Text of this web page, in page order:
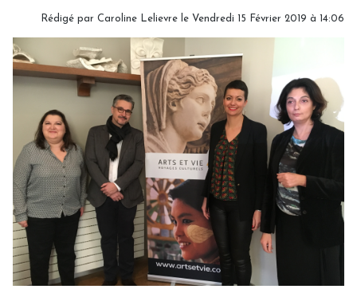
Rédigé par Caroline Lelievre le Vendredi 15 Février 2019 à 14:06